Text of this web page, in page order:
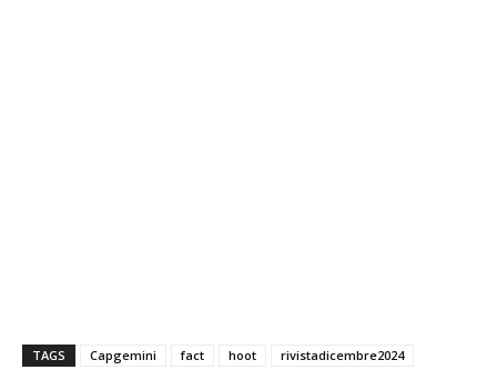
TAGS Capgemini fact hoot
rivistadicembre2024